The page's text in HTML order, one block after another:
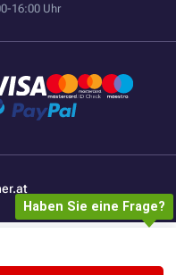
16:00 Uhr
Haben Sie eine Frage?